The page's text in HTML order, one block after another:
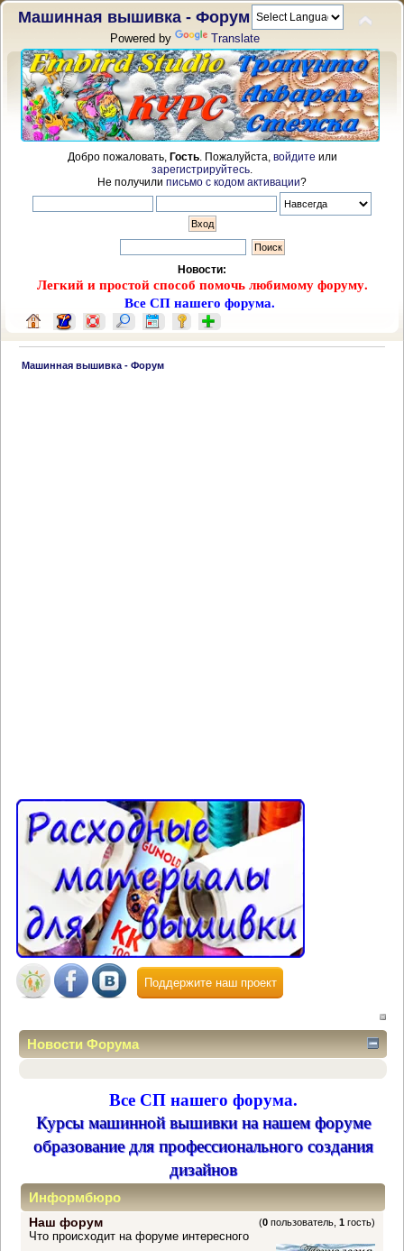
Машинная вышивка - Форум
Powered by Translate
Добро пожаловать, Гость. Пожалуйста, войдите или
зарегистрируйтесь
Не получили письмо с кодом активации?
Новости:
Легкий и простой способ помочь любимому форуму.
Все СП нашего форума.
Машинная вышивка - Форум
Поддержите наш проект
Новости Форума
Все СП нашего форума.
Курсы машинной вышивки на нашем форуме
образование для профессионального создания
дизайнов
Информбюро
Наш форум (0 пользователь,1 гость)
Что происходит на форуме интересного